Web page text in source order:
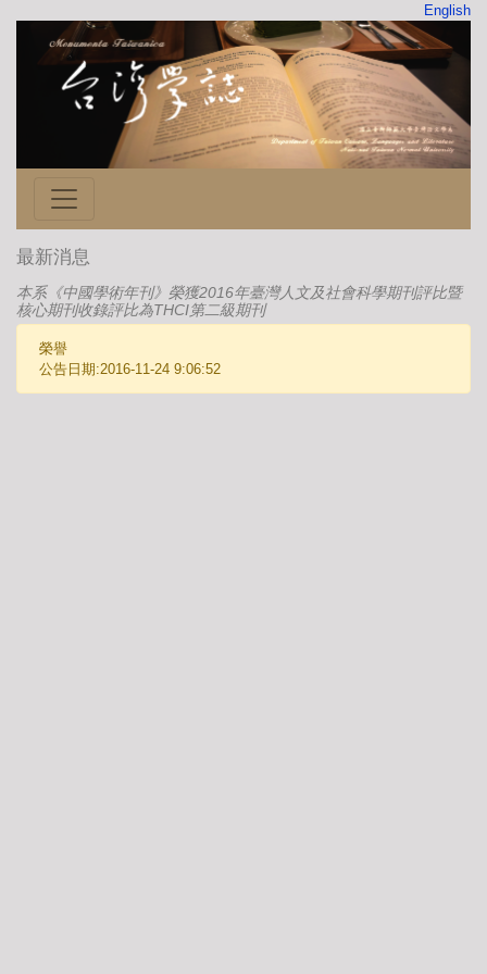
English
最新消息
本系《中國學術年刊》榮獲2016年臺灣人文及社會科學期刊評比暨
核心期刊收錄評比為THCI第二級期刊
榮譽
公告日期:2016-11-24 9:06:52